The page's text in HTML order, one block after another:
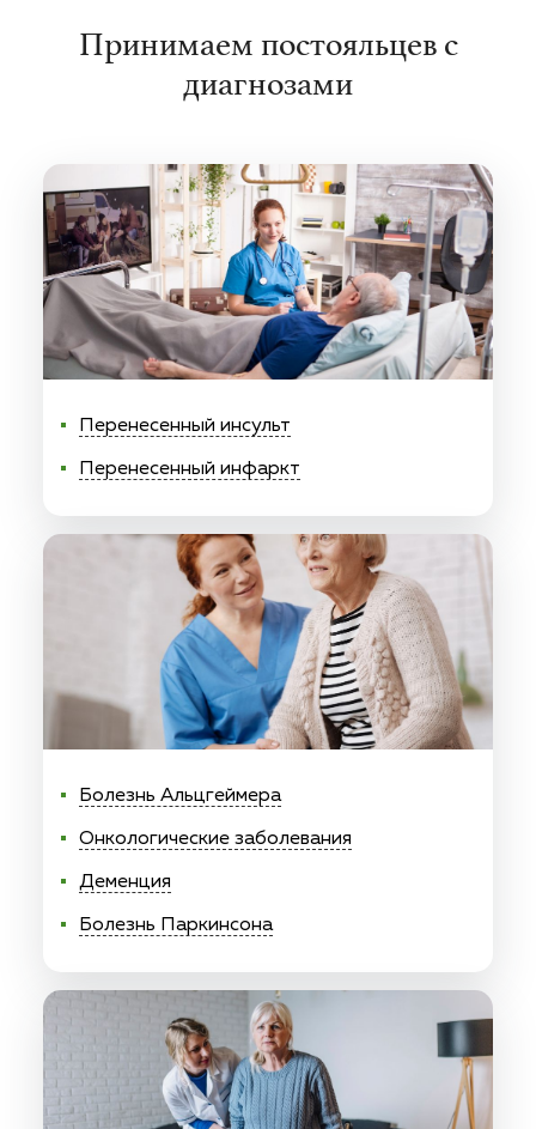
Принимаем постояльцев с
диагнозами
Перенесенный инсульт
Перенесенный инфаркт
Болезнь Альцгеймера
Онкологические заболевания
Деменция
Болезнь Паркинсона